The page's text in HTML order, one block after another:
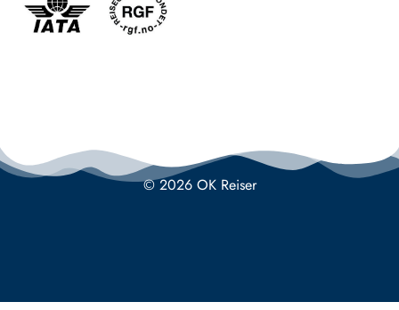
© 2026 OK Reiser